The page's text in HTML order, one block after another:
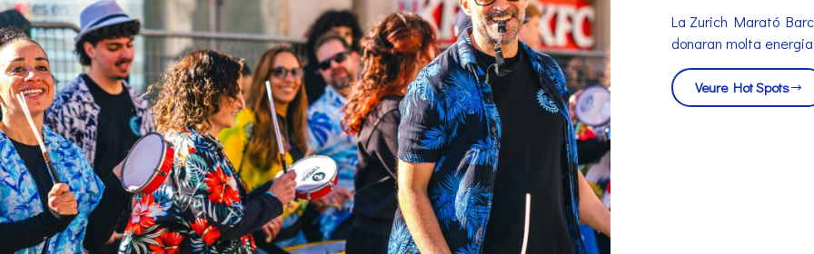
La Zurich Marató
donaran molta
Veure Hot Spots